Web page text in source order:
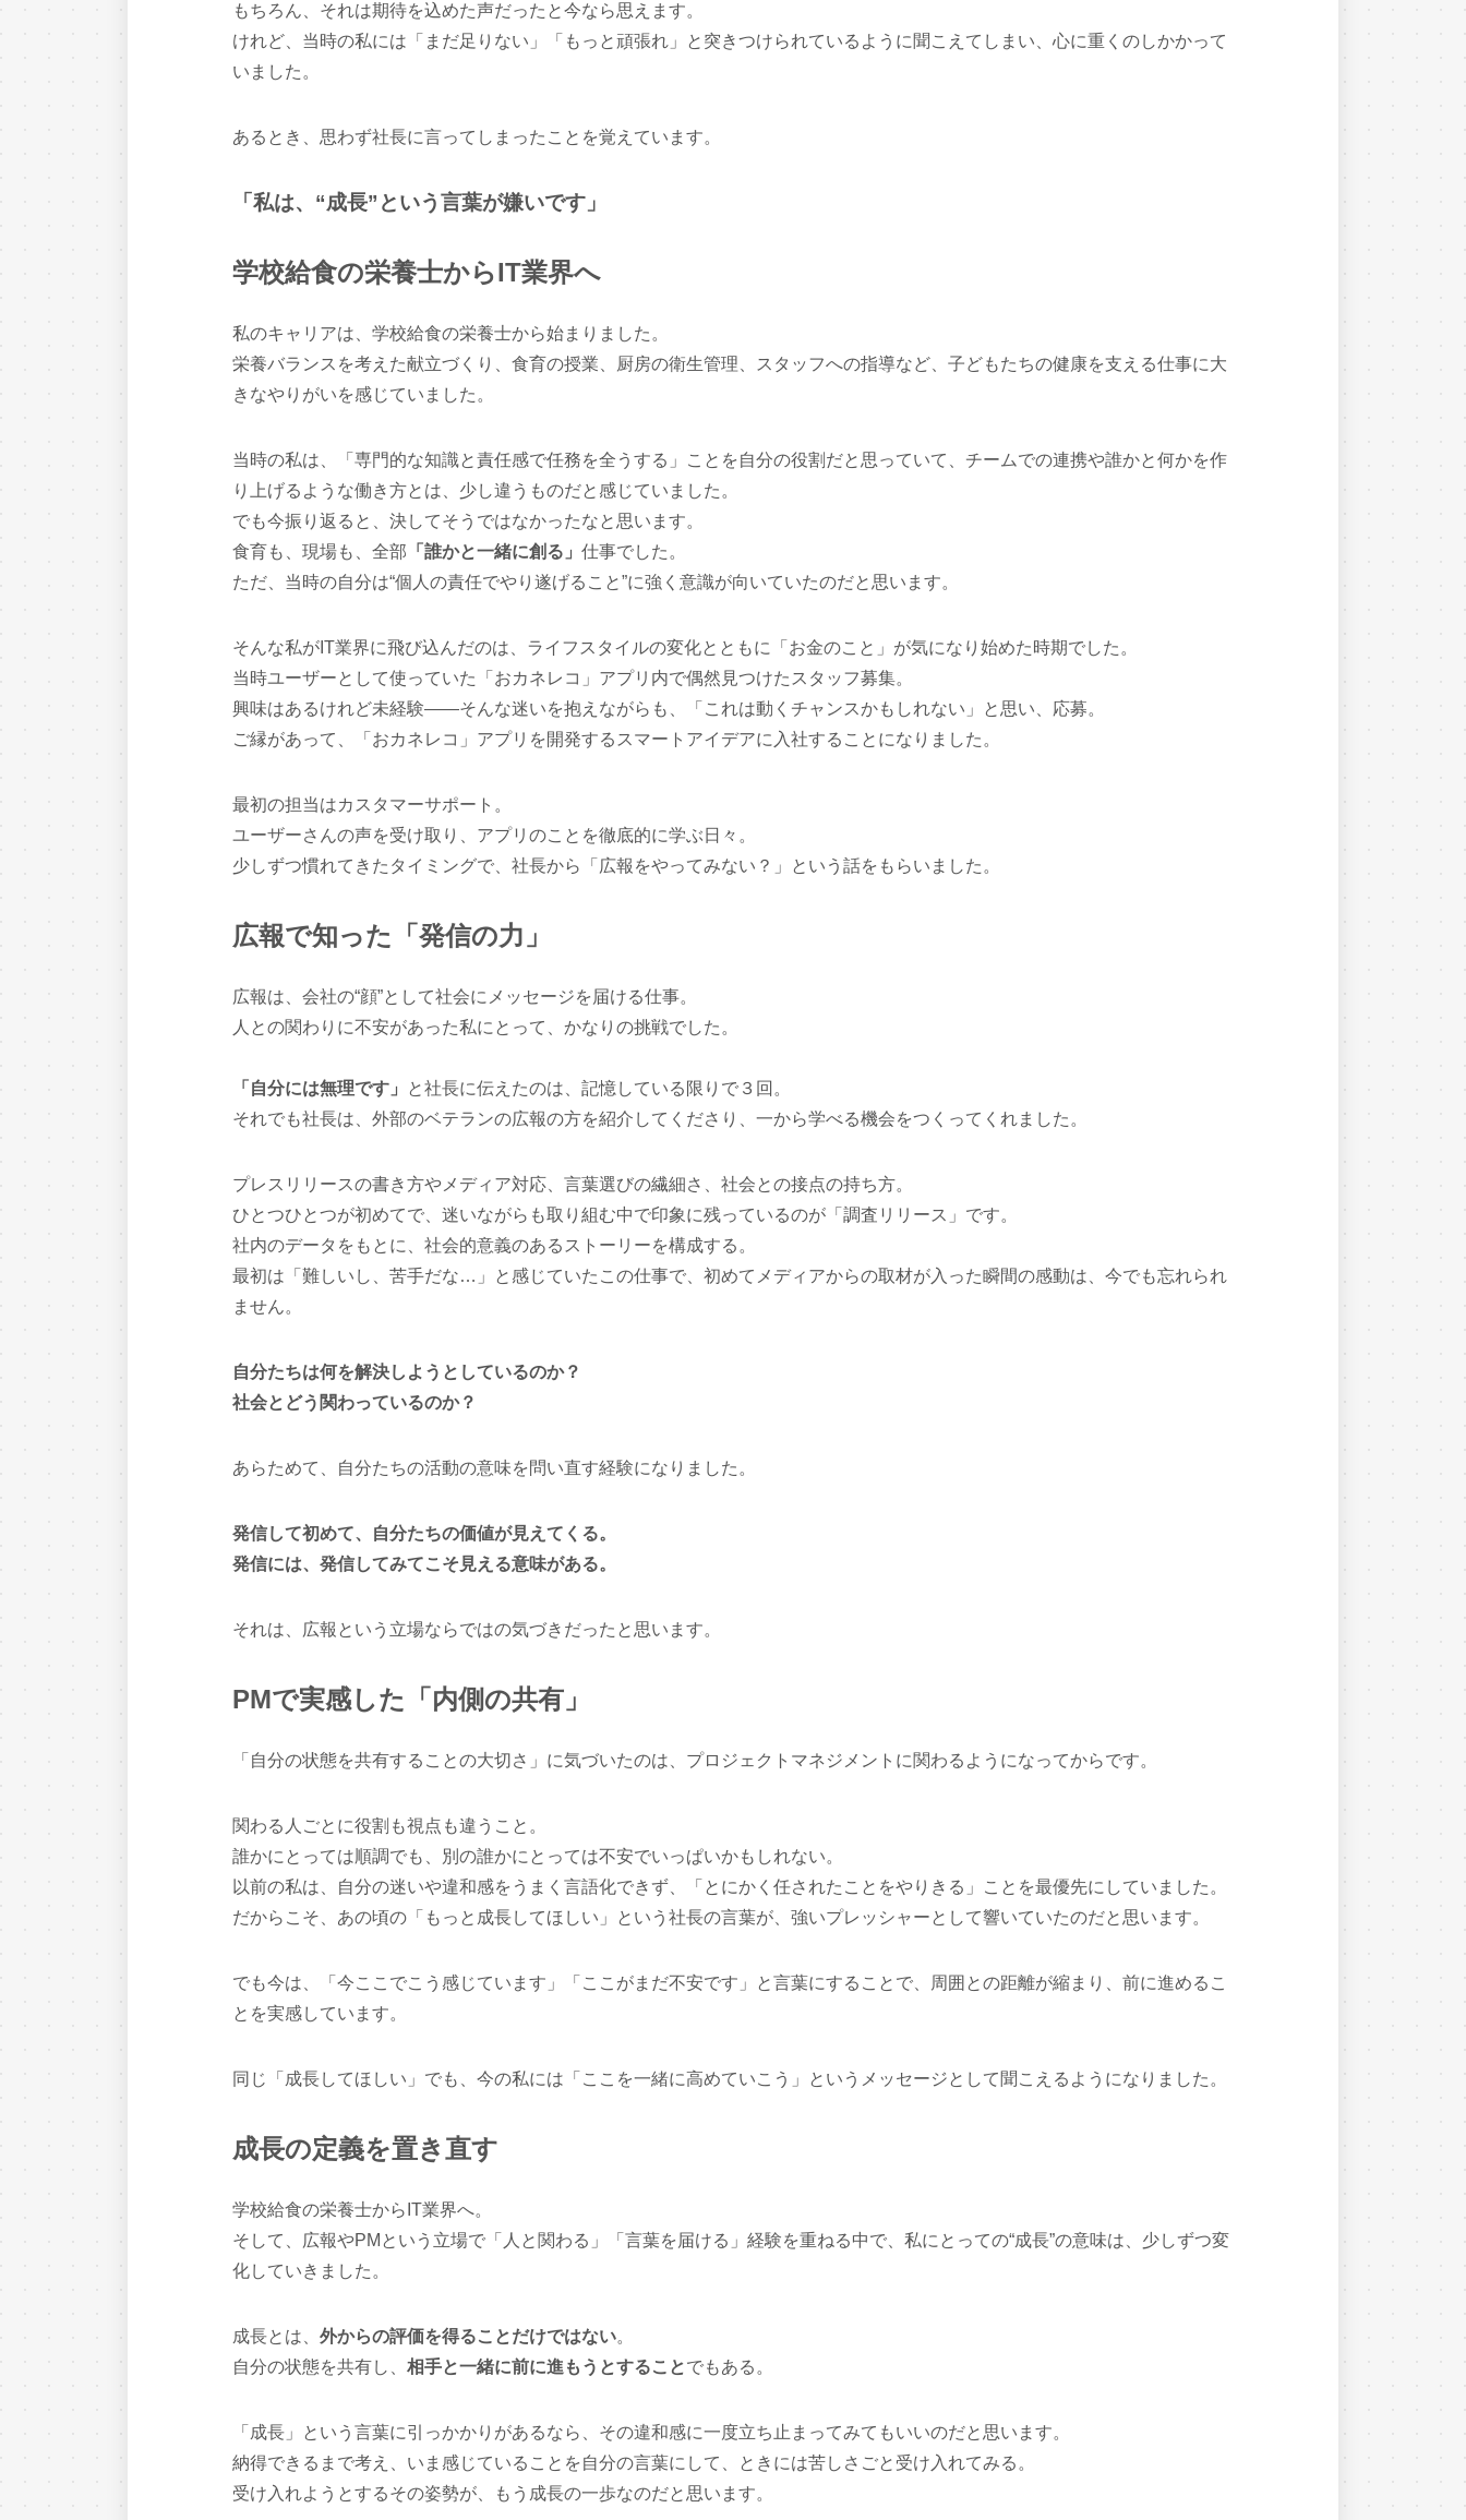
もちろん、それは期待を込めた声だったと今なら思えます。
けれど、当時の私には「まだ足りない」「もっと頑張れ」と突きつけられているように聞こえてしまい、心に重くのしかかって
いました。
あるとき、思わず社長に言ってしまったことを覚えています。
「私は、“成長”という言葉が嫌いです」
学校給食の栄養士からIT業界へ
私のキャリアは、学校給食の栄養士から始まりました。
栄養バランスを考えた献立づくり、食育の授業、厨房の衛生管理、スタッフへの指導など、子どもたちの健康を支える仕事に大
きなやりがいを感じていました。
当時の私は、「専門的な知識と責任感で任務を全うする」ことを自分の役割だと思っていて、チームでの連携や誰かと何かを作
り上げるような働き方とは、少し違うものだと感じていました。
でも今振り返ると、決してそうではなかったなと思います。
食育も、現場も、全部 「誰かと一緒に創る」 仕事でした。
ただ、当時の自分は“個人の責任でやり遂げること”に強く意識が向いていたのだと思います。
そんな私がIT業界に飛び込んだのは、ライフスタイルの変化とともに「お金のこと」が気になり始めた時期でした。
当時ユーザーとして使っていた「おカネレコ」アプリ内で偶然見つけたスタッフ募集。
興味はあるけれど未経験――そんな迷いを抱えながらも、「これは動くチャンスかもしれない」と思い、応募。
ご縁があって、「おカネレコ」アプリを開発するスマートアイデアに入社することになりました。
最初の担当はカスタマーサポート。
ユーザーさんの声を受け取り、アプリのことを徹底的に学ぶ日々。
少しずつ慣れてきたタイミングで、社長から「広報をやってみない？」という話をもらいました。
広報で知った「発信の力」
広報は、会社の“顔”として社会にメッセージを届ける仕事。
人との関わりに不安があった私にとって、かなりの挑戦でした。
「自分には無理です」
と社長に伝えたのは、記憶している限りで３回。
それでも社長は、外部のベテランの広報の方を紹介してくださり、一から学べる機会をつくってくれました。
プレスリリースの書き方やメディア対応、言葉選びの繊細さ、社会との接点の持ち方。
ひとつひとつが初めてで、迷いながらも取り組む中で印象に残っているのが「調査リリース」です。
社内のデータをもとに、社会的意義のあるストーリーを構成する。
最初は「難しいし、苦手だな…」と感じていたこの仕事で、初めてメディアからの取材が入った瞬間の感動は、今でも忘れられ
ません。
自分たちは何を解決しようとしているのか？
社会とどう関わっているのか？
あらためて、自分たちの活動の意味を問い直す経験になりました。
発信して初めて、自分たちの価値が見えてくる。
発信には、発信してみてこそ見える意味がある。
それは、広報という立場ならではの気づきだったと思います。
PMで実感した「内側の共有」
「自分の状態を共有することの大切さ」に気づいたのは、プロジェクトマネジメントに関わるようになってからです。
関わる人ごとに役割も視点も違うこと。
誰かにとっては順調でも、別の誰かにとっては不安でいっぱいかもしれない。
以前の私は、自分の迷いや違和感をうまく言語化できず、「とにかく任されたことをやりきる」ことを最優先にしていました。
だからこそ、あの頃の「もっと成長してほしい」という社長の言葉が、強いプレッシャーとして響いていたのだと思います。
でも今は、「今ここでこう感じています」「ここがまだ不安です」と言葉にすることで、周囲との距離が縮まり、前に進めるこ
とを実感しています。
同じ「成長してほしい」でも、今の私には「ここを一緒に高めていこう」というメッセージとして聞こえるようになりました。
成長の定義を置き直す
学校給食の栄養士からIT業界へ。
そして、広報やPMという立場で「人と関わる」「言葉を届ける」経験を重ねる中で、私にとっての“成長”の意味は、少しずつ変
化していきました。
成長とは、 外からの評価を得ることだけではない。
自分の状態を共有し、 相手と一緒に前に進もうとすることでもある。
「成長」という言葉に引っかかりがあるなら、その違和感に一度立ち止まってみてもいいのだと思います。
納得できるまで考え、いま感じていることを自分の言葉にして、ときには苦しさごと受け入れてみる。
受け入れようとするその姿勢が、もう成長の一歩なのだと思います。